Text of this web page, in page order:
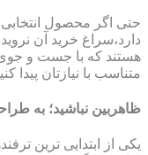
حتی اگر محصول
دارد،سراغ خرید آن
هستند که با جست و
متناسب با نیازتان پیدا
ظاهربین نباشید؛ به
یکی از ابتدایی ترین